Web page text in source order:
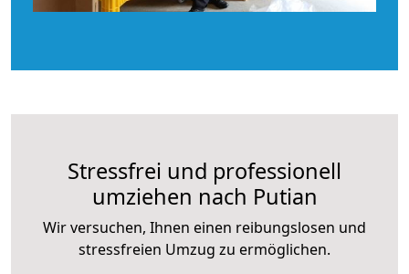
Stressfrei und professionell
umziehen nach Putian
Wir versuchen, Ihnen einen reibungslosen und
stressfreien Umzug zu ermöglichen.